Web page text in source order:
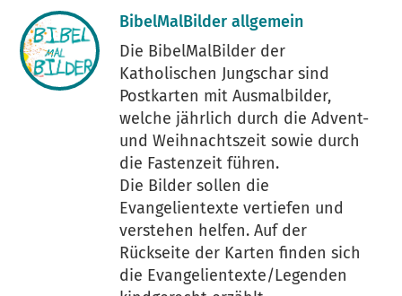
BibelMalBilder allgemein
Die BibelMalBilder der
Katholischen Jungschar sind
Postkarten mit Ausmalbilder,
welche jährlich durch die Advent-
und Weihnachtszeit sowie durch
die Fastenzeit führen.
Die Bilder sollen die
Evangelientexte vertiefen und
verstehen helfen. Auf der
Rückseite der Karten finden sich
die Evangelientexte/Legenden